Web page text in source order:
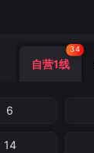
自营1线
34
6
14